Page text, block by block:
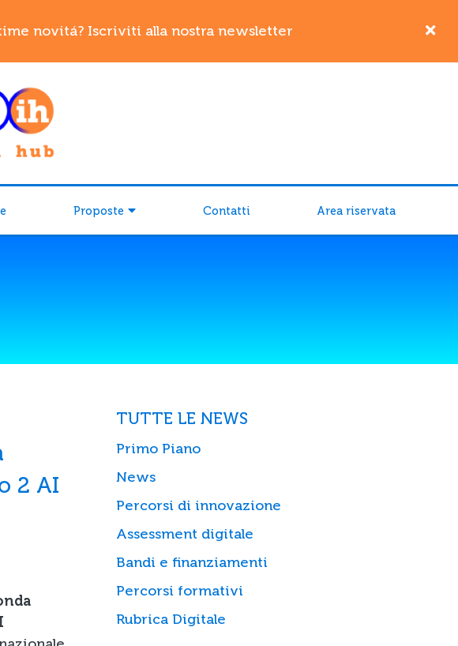
novitá? Iscriviti alla nostra newsletter
Proposte Contatti Area riservata
2 AI
TUTTE LE NEWS
Primo Piano
News
Percorsi di innovazione
Assessment digitale
Bandi e finanziamenti
Percorsi formativi
Rubrica Digitale